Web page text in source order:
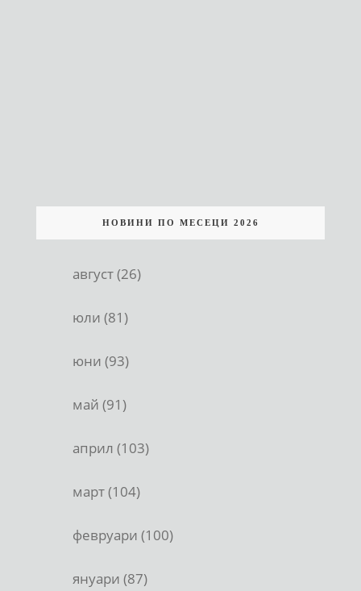
НОВИНИ ПО МЕСЕЦИ 2026
август (26)
юли (81)
юни (93)
май (91)
април (103)
март (104)
февруари (100)
януари (87)